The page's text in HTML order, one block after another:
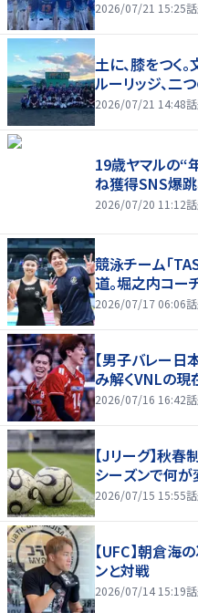
2026/07/21 15:25
土に、膝をつく
ルーリッジ、二
2026/07/21 14:48
19歳ヤマルの“
ね獲得SNS爆
2026/07/20 11:12
競泳チーム「
道。堀之内コ
2026/07/17 06:06
【男子バレー日
み解くVNLの現
2026/07/16 16:42
【Jリーグ】秋
シーズンで何が
2026/07/15 15:55
【UFC】朝倉
ンと対戦
2026/07/14 15:19